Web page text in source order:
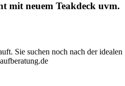
mit neuem Teakdeck uvm.
Sie suchen noch nach der idealen